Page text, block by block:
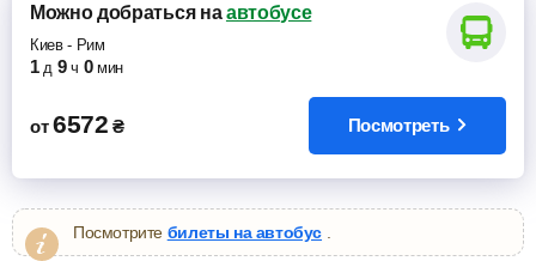
Можно добратьсяна автобусе
Киев- Рим
1 д 9 ч 0 мин
от 6572 ₴ Посмотреть
Посмотрите билеты на автобус